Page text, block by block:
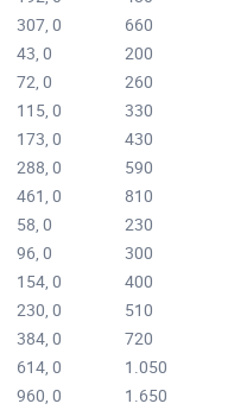
307, 0
660
43, 0
200
72, 0
260
115, 0
330
173, 0
430
288, 0
590
461, 0
810
58, 0
230
96, 0
300
154, 0
400
230, 0
510
384, 0
720
614, 0
1.050
960, 0
1.650